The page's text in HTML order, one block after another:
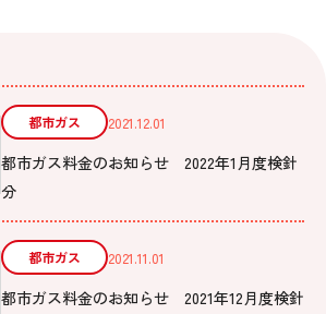
都市ガス 2021.12.01
都市ガス料金のお知らせ 2022年1月度検針
分
都市ガス 2021.11.01
都市ガス料金のお知らせ 2021年12月度検針